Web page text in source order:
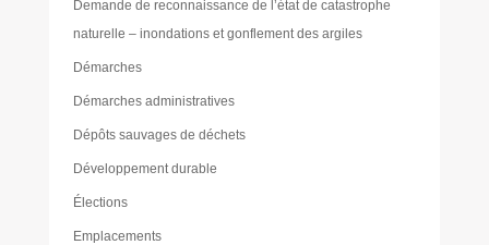
Demande de reconnaissance de l’état de catastrophe
naturelle – inondations et gonflement des argiles
Démarches
Démarches administratives
Dépôts sauvages de déchets
Développement durable
Élections
Emplacements